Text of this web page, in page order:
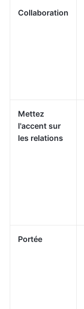
Collaboration
Mettez
l'accent sur
les relations
Portée